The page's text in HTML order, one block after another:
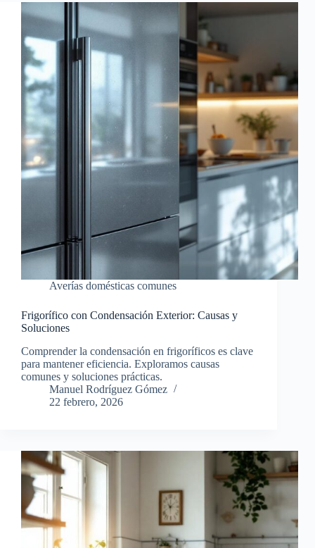
Averías domésticas comunes
Frigorífico con Condensación Exterior: Causas y
Soluciones
Comprender la condensación en frigoríficos es clave
para mantener eficiencia. Exploramos causas
comunes y soluciones prácticas.
Manuel Rodríguez Gómez
22 febrero, 2026